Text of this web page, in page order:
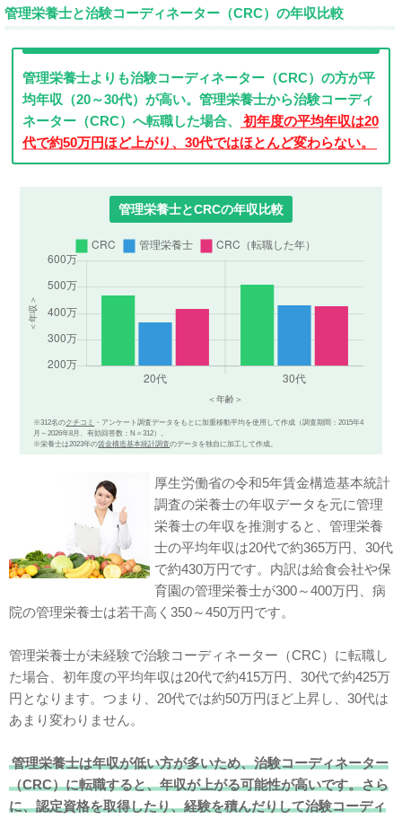
管理栄養士と治験コーディネーター（CRC）の年収比較
管理栄養士よりも治験コーディネーター（CRC）の方が平
均年収（20～30代）が高い。管理栄養士から治験コーディ
ネーター（CRC）へ転職した場合、
初年度の平均年収は20
代で約50万円ほど上がり、30代ではほとんど変わらない。
管理栄養士とCRCの年収比較
※312名のクチコミ ・アンケート調査データをもとに加重移動平均を使用して作成（調査期間：2015年4
月～2026年8月、有効回答数：N＝312）。
※栄養士は2023年の賃金構造基本統計調査のデータを独自に加工して作成。
厚生労働省の令和5年賃金構造基本統計
調査の栄養士の年収データを元に管理
栄養士の年収を推測すると、管理栄養
士の平均年収は20代で約365万円、30代
で約430万円です。内訳は給食会社や保
育園の管理栄養士が300～400万円、病
院の管理栄養士は若干高く350～450万円です。
管理栄養士が未経験で治験コーディネーター（CRC）に転職し
た場合、初年度の平均年収は20代で約415万円、30代で約425万
円となります。つまり、20代では約50万円ほど上昇し、30代は
あまり変わりません。
管理栄養士は年収が低い方が多いため、治験コーディネーター
（CRC）に転職すると、年収が上がる可能性が高いです。さら
に、認定資格を取得したり、経験を積んだりして治験コーディ